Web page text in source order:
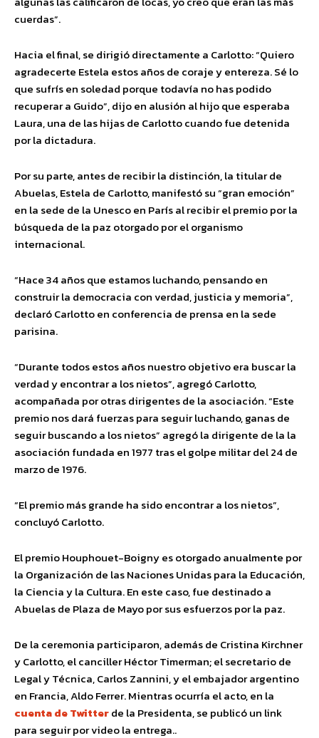
cuerdas”.
Hacia el final, se dirigió directamente a Carlotto: “Quiero
agradecerte Estela estos años de coraje y entereza. Sé lo
que sufrís en soledad porque todavía no has podido
recuperar a Guido”, dijo en alusión al hijo que esperaba
Laura, una de las hijas de Carlotto cuando fue detenida
por la dictadura.
Por su parte, antes de recibir la distinción, la titular de
Abuelas, Estela de Carlotto, manifestó su “gran emoción”
en la sede de la Unesco en París al recibir el premio por la
búsqueda de la paz otorgado por el organismo
internacional.
“Hace 34 años que estamos luchando, pensando en
construir la democracia con verdad, justicia y memoria”,
declaró Carlotto en conferencia de prensa en la sede
parisina.
“Durante todos estos años nuestro objetivo era buscar la
verdad y encontrar a los nietos”, agregó Carlotto,
acompañada por otras dirigentes de la asociación. “Este
premio nos dará fuerzas para seguir luchando, ganas de
seguir buscando a los nietos” agregó la dirigente de la la
asociación fundada en 1977 tras el golpe militar del 24 de
marzo de 1976.
“El premio más grande ha sido encontrar a los nietos”,
concluyó Carlotto.
El premio Houphouet-Boigny es otorgado anualmente por
la Organización de las Naciones Unidas para la Educación,
la Ciencia y la Cultura. En este caso, fue destinado a
Abuelas de Plaza de Mayo por sus esfuerzos por la paz.
De la ceremonia participaron, además de Cristina Kirchner
y Carlotto, el canciller Héctor Timerman; el secretario de
Legal y Técnica, Carlos Zannini, y el embajador argentino
en Francia, Aldo Ferrer. Mientras ocurría el acto, en la
cuenta de Twitterde la Presidenta, se publicó un link
para seguir por video la entrega..